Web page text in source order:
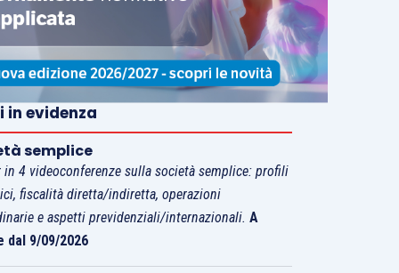
in evidenza
semplice
in 4 videoconferenze sulla società semplice: profili
fiscalità diretta/indiretta, operazioni
e aspetti previdenziali/internazionali.A
dal 9/09/2026